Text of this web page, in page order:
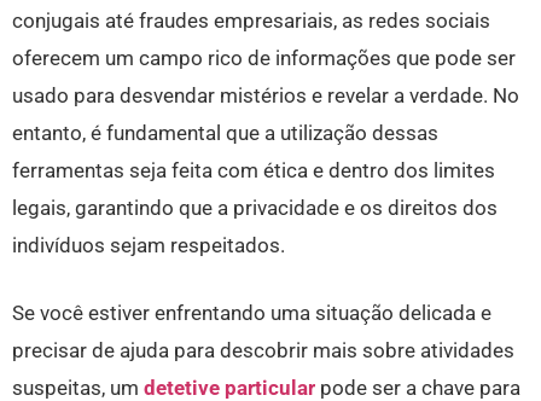
conjugais até fraudes empresariais, as redes sociais
oferecem um campo rico de informações que pode ser
usado para desvendar mistérios e revelar a verdade. No
entanto, é fundamental que a utilização dessas
ferramentas seja feita com ética e dentro dos limites
legais, garantindo que a privacidade e os direitos dos
indivíduos sejam respeitados.
Se você estiver enfrentando uma situação delicada e
precisar de ajuda para descobrir mais sobre atividades
suspeitas, um detetive particular pode ser a chave para